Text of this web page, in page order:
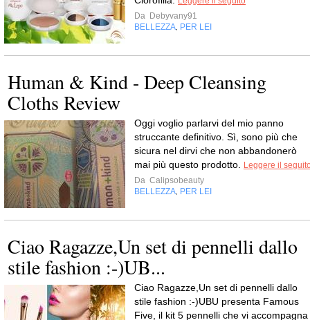
Da Debyvany91
BELLEZZA PER LEI
Human & Kind - Deep Cleansing
Cloths Review
Oggi voglio parlarvi del mio panno
struccante definitivo. Sì, sono più che
sicura nel dirvi che non abbandonerò
mai più questo prodotto.
Leggere il
Da Calipsobeauty
BELLEZZA PER LEI
Ciao Ragazze,Un set di pennelli dallo
stile fashion :-)UB...
Ciao Ragazze,Un set di pennelli dallo
stile fashion :-)UBU presenta Famous
Five, il kit 5 pennelli che vi accompagna